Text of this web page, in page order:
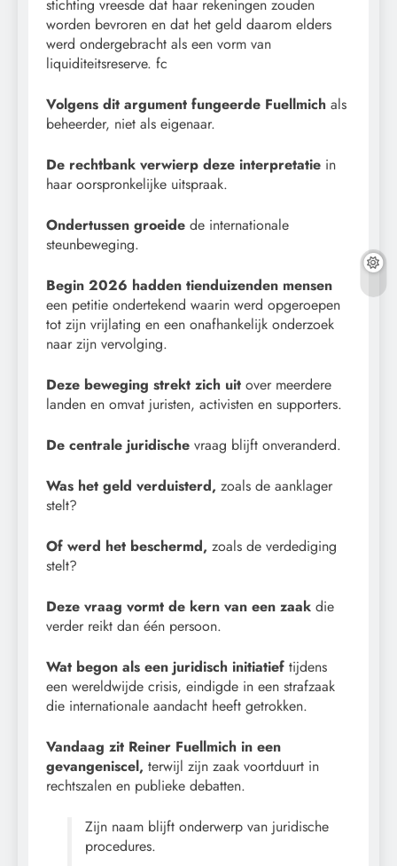
stichting vreesde dat haar rekeningen zouden
worden bevroren en dat het geld daarom elders
werd ondergebracht als een vorm van
liquiditeitsreserve. fc
Volgens dit argument fungeerde Fuellmich als
beheerder, niet als eigenaar.
De rechtbank verwierp deze interpretatie in
haar oorspronkelijke uitspraak.
Ondertussen groeide de internationale
steunbeweging.
Begin 2026 hadden tienduizenden mensen
een petitie ondertekend waarin werd opgeroepen
tot zijn vrijlating en een onafhankelijk onderzoek
naar zijn vervolging.
Deze beweging strekt zich uit over meerdere
landen en omvat juristen, activisten en supporters.
De centrale juridische vraag blijft onveranderd.
Was het geld verduisterd, zoals de aanklager
stelt?
Of werd het beschermd, zoals de verdediging
stelt?
Deze vraag vormt de kern van een zaak die
verder reikt dan één persoon.
Wat begon als een juridisch initiatief tijdens
een wereldwijde crisis, eindigde in een strafzaak
die internationale aandacht heeft getrokken.
Vandaag zit Reiner Fuellmich in een
gevangeniscel, terwijl zijn zaak voortduurt in
rechtszalen en publieke debatten.
Zijn naam blijft onderwerp van juridische
procedures.